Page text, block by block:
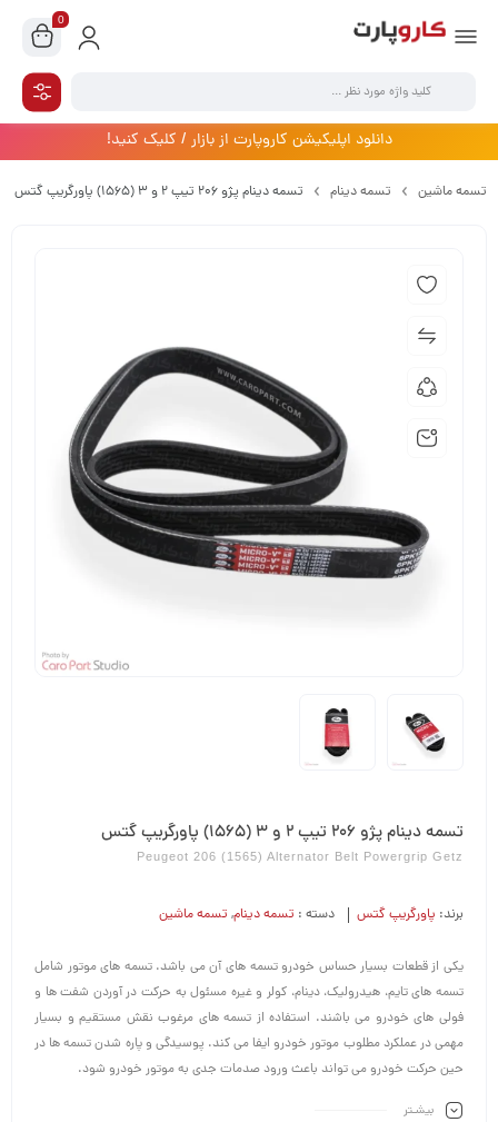
0
دانلود اپلیکیشن کاروپارت از بازار / کلیک کنید!
تسمه ماشین تسمه دینام تسمه دینام پژو 206 تیپ 2 و 3 (1565) پاورگریپ گتس
تسمه دینام پژو 206 تیپ 2 و 3 (1565) پاورگریپ گتس
Peugeot 206 (1565) Alternator Belt Powergrip Getz
برند: پاورگریپ گتس دسته : تسمه دینام, تسمه ماشین
یکی از قطعات بسیار حساس خودرو تسمه های آن می باشد. تسمه های موتور شامل
تسمه های تایم، هیدرولیک، دینام، کولر و غیره مسئول به حرکت در آوردن شفت ها و
فولی های خودرو می باشند. استفاده از تسمه های مرغوب نقش مستقیم و بسیار
مهمی در عملکرد مطلوب موتور خودرو ایفا می کند. پوسیدگی و پاره شدن تسمه ها در
حین حرکت خودرو می تواند باعث ورود صدمات جدی به موتور خودرو شود.
بیشـتر